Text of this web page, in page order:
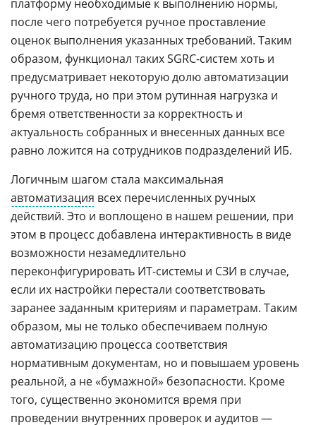
платформу необходимые к выполнению нормы,
после чего потребуется ручное проставление
оценок выполнения указанных требований. Таким
образом, функционал таких SGRC-систем хоть и
предусматривает некоторую долю автоматизации
ручного труда, но при этом рутинная нагрузка и
бремя ответственности за корректность и
актуальность собранных и внесенных данных все
равно ложится на сотрудников подразделений ИБ.
Логичным шагом стала максимальная
автоматизация всех перечисленных ручных
действий. Это и воплощено в нашем решении, при
этом в процесс добавлена интерактивность в виде
возможности незамедлительно
переконфигурировать ИТ-системы и СЗИ в случае,
если их настройки перестали соответствовать
заранее заданным критериям и параметрам. Таким
образом, мы не только обеспечиваем полную
автоматизацию процесса соответствия
нормативным документам, но и повышаем уровень
реальной, а не «бумажной» безопасности. Кроме
того, существенно экономится время при
проведении внутренних проверок и аудитов —